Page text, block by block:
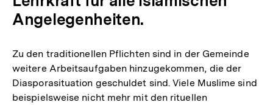
Angelegenheiten.
Zu den traditionellen Pflichten sind in der Gemeinde
weitere Arbeitsaufgaben hinzugekommen, die der
Diasporasituation geschuldet sind. Viele Muslime sind
beispielsweise nicht mehr mit den rituellen